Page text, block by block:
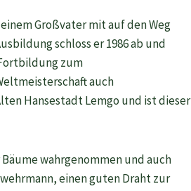
Großvater mit auf den Weg
schloss er 1986 ab und
zum
auch
Hansestadt Lemgo und ist dieser
wahrgenommen und auch
einen guten Draht zur